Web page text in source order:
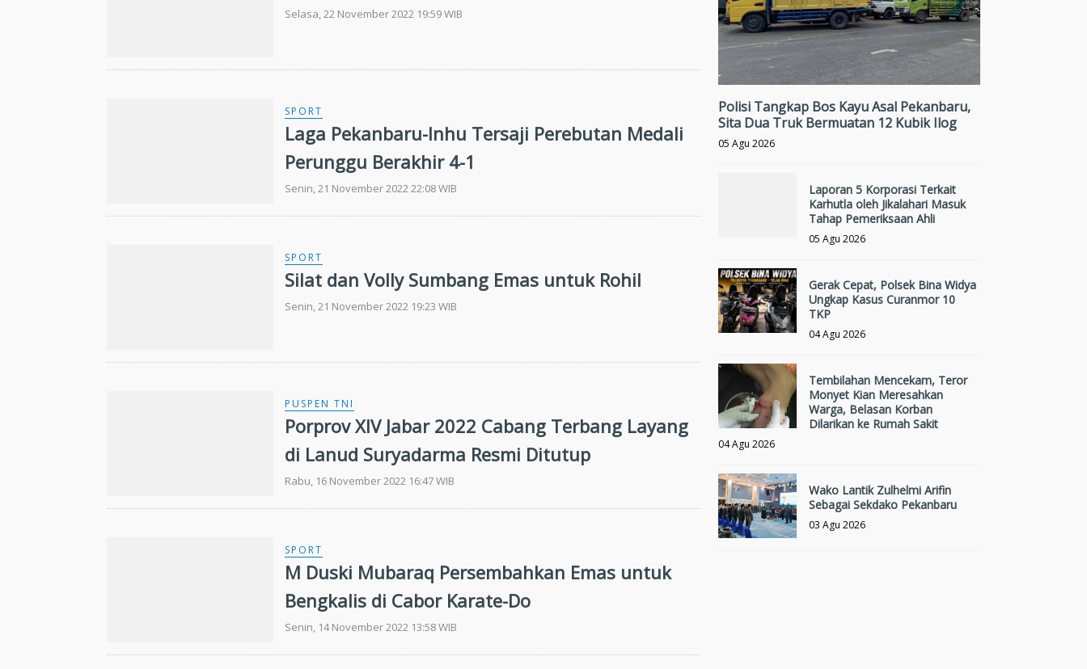
Selasa, 22 November 2022 19:59 WIB
SPORT
Laga Pekanbaru-Inhu Tersaji Perebutan Medali
Perunggu Berakhir 4-1
Senin, 21 November 2022 22:08 WIB
SPORT
Silat dan Volly Sumbang Emas untuk Rohil
Senin, 21 November 2022 19:23 WIB
PUSPEN TNI
Porprov XIV Jabar 2022 Cabang Terbang Layang
di Lanud Suryadarma Resmi Ditutup
Rabu, 16 November 2022 16:47 WIB
SPORT
M Duski Mubaraq Persembahkan Emas untuk
Bengkalis di Cabor Karate-Do
Senin, 14 November 2022 13:58 WIB
Polisi Tangkap Bos Kayu Asal Pekanbaru,
Sita Dua Truk Bermuatan 12 Kubik Ilog
05 Agu 2026
Laporan 5 Korporasi Terkait
Karhutla oleh Jikalahari Masuk
Tahap Pemeriksaan Ahli
05 Agu 2026
Gerak Cepat, Polsek Bina Widya
Ungkap Kasus Curanmor 10
TKP
04 Agu 2026
Tembilahan Mencekam, Teror
Monyet Kian Meresahkan
Warga, Belasan Korban
Dilarikan ke Rumah Sakit
04 Agu 2026
Wako Lantik Zulhelmi Arifin
Sebagai Sekdako Pekanbaru
03 Agu 2026